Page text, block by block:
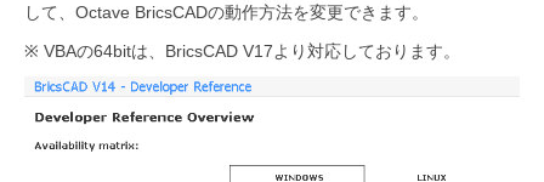
して、Octave BricsCADの動作方法を変更できます。
※ VBAの64bitは、BricsCAD V17より対応しております。